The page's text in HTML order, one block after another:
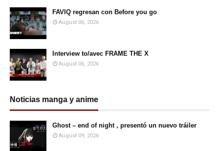
FAVIQ regresan con Before you go
August 06, 2026
Interview to/avec FRAME THE X
August 06, 2026
Noticias manga y anime
Ghost – end of night , presentó un nuevo tráiler
August 09, 2026